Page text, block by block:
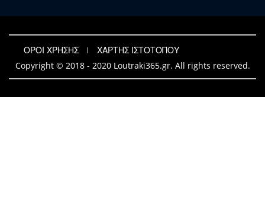
ΟΡΟΙ ΧΡΗΣΗΣ
ΧΑΡΤΗΣ ΙΣΤΟΤΟΠΟΥ
Copyright © 2018 - 2020 Loutraki365.gr. All rights reserved.